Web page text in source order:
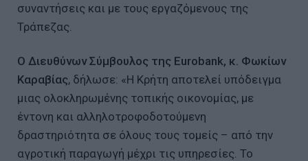
συναντήσεις και με τους εργαζόμενους της
Τράπεζας.
Ο Διευθύνων Σύμβουλος της Eurobank, κ. Φωκίων
Καραβίας, δήλωσε: «Η Κρήτη αποτελεί υπόδειγμα
μιας ολοκληρωμένης τοπικής οικονομίας, με
έντονη και αλληλοτροφοδοτούμενη
δραστηριότητα σε όλους τους τομείς – από την
αγροτική παραγωγή μέχρι τις υπηρεσίες. Το